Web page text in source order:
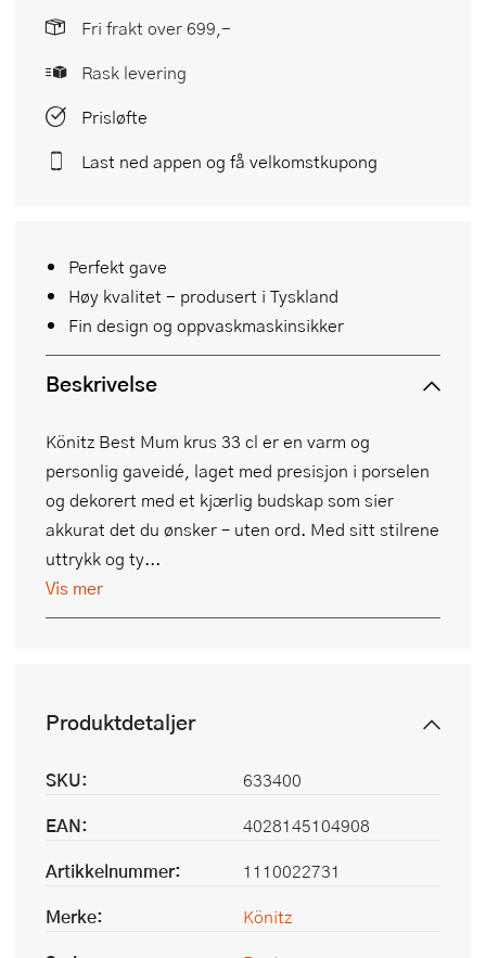
Perfekt gave
Høy kvalitet - produsert i Tyskland
Fin design og oppvaskmaskinsikker
Beskrivelse
Könitz Best Mum krus 33 cl er en varm og
personlig gaveidé, laget med presisjon i porselen
og dekorert med et kjærlig budskap som sier
akkurat det du ønsker – uten ord. Med sitt stilrene
uttrykk og ty...
Vis mer
Fri frakt over 699,-
Rask levering
Prisløfte
Last ned appen og få velkomstkupong
Produktdetaljer
SKU:
633400
EAN:
4028145104908
Artikkelnummer:
1110022731
Merke:
Könitz